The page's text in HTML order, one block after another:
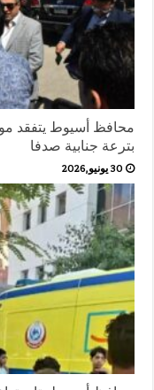
محافظ أسيوط يتفقد
بترعة جنابية صدفا
30 يونيو,2026